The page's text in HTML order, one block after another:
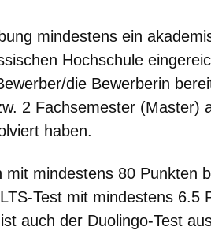
mindestens ein
Hochschule
die Bewerberin
2 Fachsemester (Master)
haben.
mit mindestens 80 Punkten
Test mit mindestens 6.5
auch der Duolingo-Test